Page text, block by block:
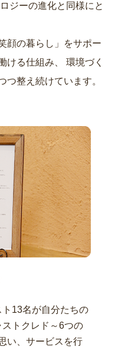
顔の暮らし」をサポー
ける仕組み、
つ整え続けています。
13名が自分たちの
トクレド～6つの
い、サービスを行